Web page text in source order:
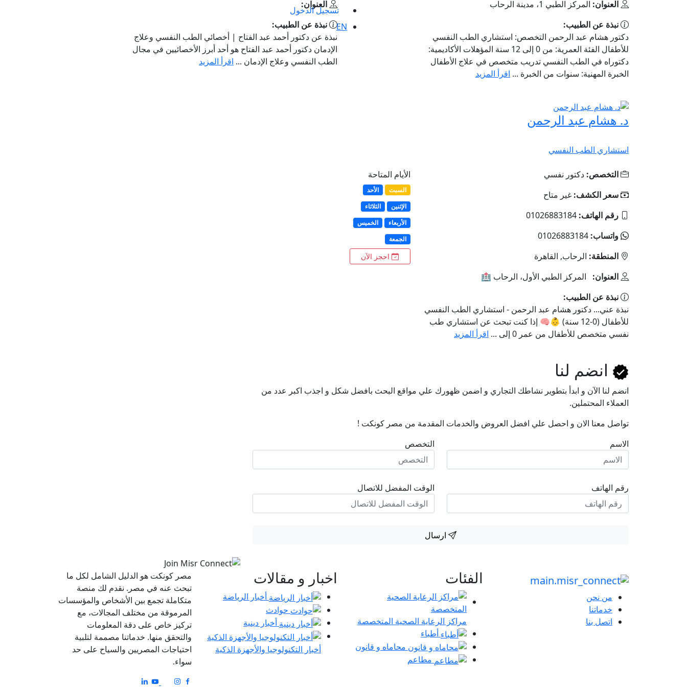
تسجيل الدخول
EN
العنوان: المركز الطبي 1، مدينة الرحاب
نبذة عن الطبيب:
دكتور هشام عبد الرحمن التخصص: استشاري الطب النفسي
للأطفال الفئة العمرية: من 0 إلى 12 سنة المؤهلات الأكاديمية:
دكتوراه في الطب النفسي تدريب متخصص في علاج الأطفال
الخبرة المهنية: سنوات من الخبرة ... اقرأ المزيد
العنوان:
نبذة عن الطبيب:
نبذة عن دكتور أحمد عبد الفتاح | أخصائي الطب النفسي وعلاج
الإدمان دكتور أحمد عبد الفتاح هو أحد أبرز الأخصائيين في مجال
الطب النفسي وعلاج الإدمان ... اقرأ المزيد
د. هشام عبد الرحمن
استشاري الطب النفسي
التخصص: دكتور نفسي
سعر الكشف: غير متاح
رقم الهاتف: 01026883184
واتساب: 01026883184
المنطقة: الرحاب, القاهرة
العنوان:
المركز الطبي الأول، الرحاب 🏥
نبذة عن الطبيب:
نبذة عني... دكتور هشام عبد الرحمن - استشاري الطب النفسي
للأطفال (0-12 سنة) 👶🧠 إذا كنت تبحث عن استشاري طب
نفسي متخصص للأطفال من عمر 0 إلى ...
اقرأ المزيد
الأيام المتاحة
السبت
الأحد
الإثنين
الثلاثاء
الأربعاء
الخميس
الجمعة
احجز الآن
انضم لنا
انضم لنا اﻵن و ابدأ بتطوير نشاطك التجاري و اضمن ظهورك علي مواقع البحث بافضل شكل و اجذب اكبر عدد من
العملاء المحتملين.
تواصل معنا الان و احصل علي افضل العروض والخدمات المقدمة من مصر كونكت !
الاسم
رقم الهاتف
التخصص
الوقت المفضل للاتصال
ارسال
من نحن
خدماتنا
اتصل بنا
الفئات
مراكز الرعاية الصحية المتخصصة
أطباء
محاماه و قانون
مطاعم
اخبار و مقالات
أخبار الرياضة
حوادث
أخبار دينية
أخبار التكنولوجيا والأجهزة الذكية
مصر كونكت هو الدليل الشامل لكل ما
تبحث عنه في مصر. نقدم لك منصة
متكاملة تجمع بين الأشخاص والمؤسسات
المرموقة من مختلف المجالات، مع
تركيز خاص على دقة المعلومات
والتحقق منها. خدماتنا مصممة لتلبية
احتياجات المصريين والسياح على حد
سواء.